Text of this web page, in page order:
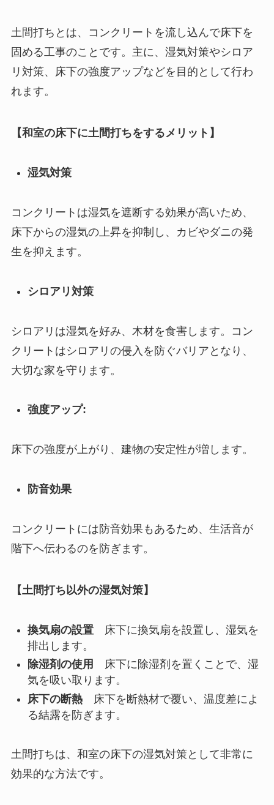
土間打ちとは、コンクリートを流し込んで床下を
固める工事のことです。主に、湿気対策やシロア
リ対策、床下の強度アップなどを目的として行わ
れます。
【和室の床下に土間打ちをするメリット】
湿気対策
コンクリートは湿気を遮断する効果が高いため、
床下からの湿気の上昇を抑制し、カビやダニの発
生を抑えます。
シロアリ対策
シロアリは湿気を好み、木材を食害します。コン
クリートはシロアリの侵入を防ぐバリアとなり、
大切な家を守ります。
強度アップ:
床下の強度が上がり、建物の安定性が増します。
防音効果
コンクリートには防音効果もあるため、生活音が
階下へ伝わるのを防ぎます。
【土間打ち以外の湿気対策】
換気扇の設置
床下に換気扇を設置し、湿気を
排出します。
除湿剤の使用
床下に除湿剤を置くことで、湿
気を吸い取ります。
床下の断熱
床下を断熱材で覆い、温度差によ
る結露を防ぎます。
土間打ちは、和室の床下の湿気対策として非常に
効果的な方法です。